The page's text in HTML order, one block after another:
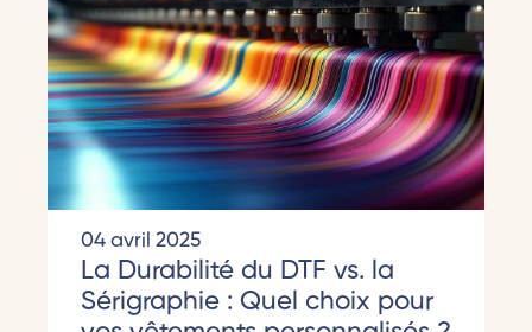
04 avril 2025
La Durabilité du DTF vs. la
Sérigraphie : Quel choix pour